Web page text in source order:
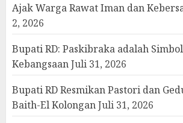
Ajak Warga Rawat Iman dan
2, 2026
Bupati RD: Paskibraka adalah
KebangsaanJuli 31, 2026
Bupati RD Resmikan Pastori dan
Baith-El KolonganJuli 31, 2026